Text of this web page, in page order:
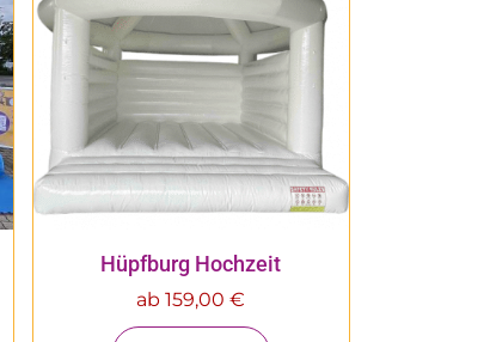
Hüpfburg Hochzeit
ab159,00€